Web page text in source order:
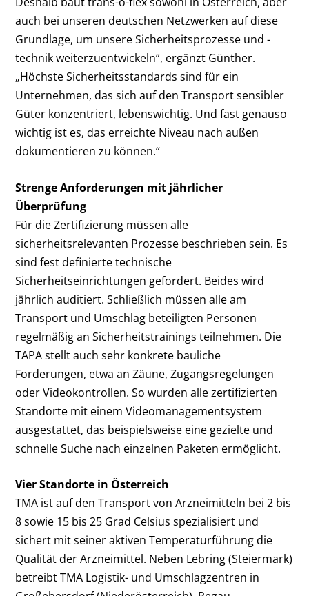
auch bei unseren deutschen Netzwerken auf diese
Grundlage, um unsere Sicherheitsprozesse und -
technik weiterzuentwickeln“, ergänzt Günther.
„Höchste Sicherheitsstandards sind für ein
Unternehmen, das sich auf den Transport sensibler
Güter konzentriert, lebenswichtig. Und fast genauso
wichtig ist es, das erreichte Niveau nach außen
dokumentieren zu können.“
Strenge Anforderungen mit jährlicher
Überprüfung
Für die Zertifizierung müssen alle
sicherheitsrelevanten Prozesse beschrieben sein. Es
sind fest definierte technische
Sicherheitseinrichtungen gefordert. Beides wird
jährlich auditiert. Schließlich müssen alle am
Transport und Umschlag beteiligten Personen
regelmäßig an Sicherheitstrainings teilnehmen. Die
TAPA stellt auch sehr konkrete bauliche
Forderungen, etwa an Zäune, Zugangsregelungen
oder Videokontrollen. So wurden alle zertifizierten
Standorte mit einem Videomanagementsystem
ausgestattet, das beispielsweise eine gezielte und
schnelle Suche nach einzelnen Paketen ermöglicht.
Vier Standorte in Österreich
TMA ist auf den Transport von Arzneimitteln bei 2 bis
8 sowie 15 bis 25 Grad Celsius spezialisiert und
sichert mit seiner aktiven Temperaturführung die
Qualität der Arzneimittel. Neben Lebring (Steiermark)
betreibt TMA Logistik- und Umschlagzentren in